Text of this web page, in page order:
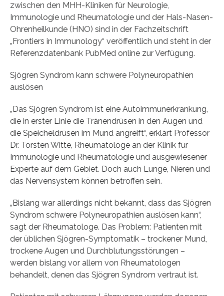
zwischen den MHH-Kliniken für Neurologie,
Immunologie und Rheumatologie und der Hals-Nasen-
Ohrenheilkunde (HNO) sind in der Fachzeitschrift
„Frontiers in Immunology“ veröffentlich und steht in der
Referenzdatenbank PubMed online zur Verfügung.
Sjögren Syndrom kann schwere Polyneuropathien
auslösen
„Das Sjögren Syndrom ist eine Autoimmunerkrankung,
die in erster Linie die Tränendrüsen in den Augen und
die Speicheldrüsen im Mund angreift“, erklärt Professor
Dr. Torsten Witte, Rheumatologe an der Klinik für
Immunologie und Rheumatologie und ausgewiesener
Experte auf dem Gebiet. Doch auch Lunge, Nieren und
das Nervensystem können betroffen sein.
„Bislang war allerdings nicht bekannt, dass das Sjögren
Syndrom schwere Polyneuropathien auslösen kann“,
sagt der Rheumatologe. Das Problem: Patienten mit
der üblichen Sjögren-Symptomatik – trockener Mund,
trockene Augen und Durchblutungsstörungen –
werden bislang vor allem von Rheumatologen
behandelt, denen das Sjögren Syndrom vertraut ist.